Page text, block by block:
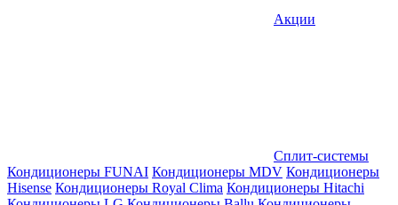
Акции
Сплит-системы
Кондиционеры FUNAI Кондиционеры MDV Кондиционеры
Hisense Кондиционеры Royal Clima Кондиционеры Hitachi